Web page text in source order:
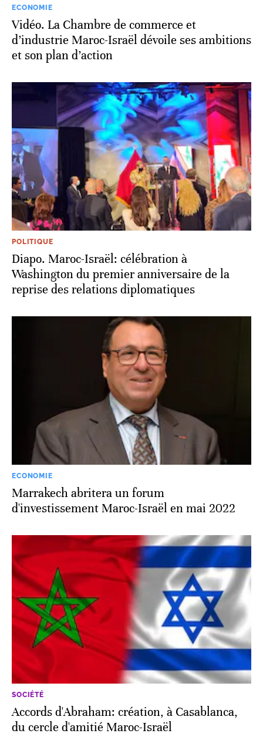
ECONOMIE
Vidéo. La Chambre de commerce et
d’industrie Maroc-Israël dévoile ses ambitions
et son plan d’action
POLITIQUE
Diapo. Maroc-Israël: célébration à
Washington du premier anniversaire de la
reprise des relations diplomatiques
ECONOMIE
Marrakech abritera un forum
d'investissement Maroc-Israël en mai 2022
SOCIÉTÉ
Accords d'Abraham: création, à Casablanca,
du cercle d'amitié Maroc-Israël